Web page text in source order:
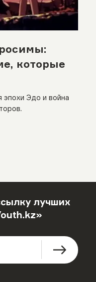
которые
эпохи Эдо и война
лучших